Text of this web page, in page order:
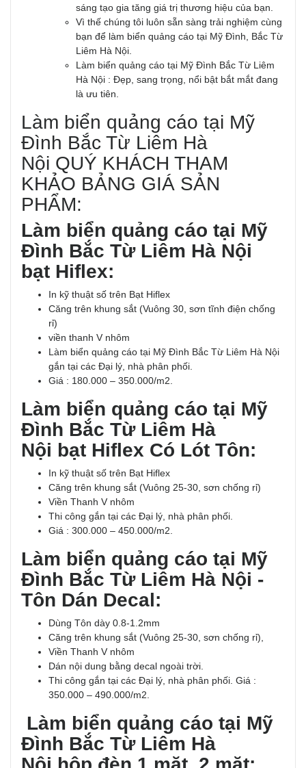
sáng tạo gia tăng giá trị thương hiệu của bạn.
Vì thế chúng tôi luôn sẵn sàng trải nghiệm cùng
bạn để làm biển quảng cáo tại Mỹ Đình, Bắc Từ
Liêm Hà Nội.
Làm biển quảng cáo tại Mỹ Đình Bắc Từ Liêm
Hà Nội : Đẹp, sang trọng, nổi bật bắt mắt đang
là ưu tiên.
Làm biển quảng cáo tại Mỹ
Đình Bắc Từ Liêm Hà
Nội QUÝ KHÁCH THAM
KHẢO BẢNG GIÁ SẢN
PHẨM:
Làm biển quảng cáo tại Mỹ
Đình Bắc Từ Liêm Hà Nội
bạt Hiflex:
In kỹ thuật số trên Bạt Hiflex
Căng trên khung sắt (Vuông 30, sơn tĩnh điện chống
rỉ)
viền thanh V nhôm
Làm biển quảng cáo tại Mỹ Đình Bắc Từ Liêm Hà Nội
gắn tại các Đại lý, nhà phân phối.
Giá : 180.000 – 350.000/m2.
Làm biển quảng cáo tại Mỹ
Đình Bắc Từ Liêm Hà
Nội bạt Hiflex Có Lót Tôn:
In kỹ thuật số trên Bạt Hiflex
Căng trên khung sắt (Vuông 25-30, sơn chống rỉ)
Viền Thanh V nhôm
Thi công gắn tại các Đại lý, nhà phân phối.
Giá : 300.000 – 450.000/m2.
Làm biển quảng cáo tại Mỹ
Đình Bắc Từ Liêm Hà Nội -
Tôn Dán Decal:
Dùng Tôn dày 0.8-1.2mm
Căng trên khung sắt (Vuông 25-30, sơn chống rỉ),
Viền Thanh V nhôm
Dán nội dung bằng decal ngoài trời.
Thi công gắn tại các Đại lý, nhà phân phối. Giá :
350.000 – 490.000/m2.
Làm biển quảng cáo tại Mỹ
Đình Bắc Từ Liêm Hà